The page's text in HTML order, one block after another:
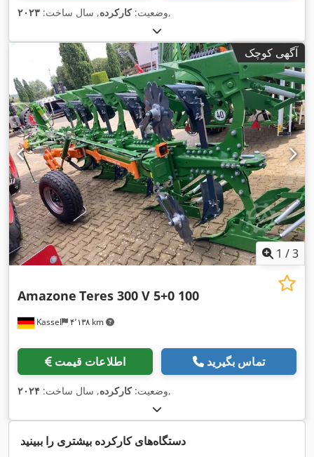
وضعیت:کارکرده, سال ساخت: ۲۰۲۳ ,
آگهی کوچک
1 /3
Kassel ۴٬۱۳۸ km
Amazone Teres 300 V 5+0 100
اطلاعات قیمت تماس بگیرید
وضعیت:کارکرده, سال ساخت: ۲۰۲۴ ,
دستگاه‌های کارکرده بیشتری را ببینید